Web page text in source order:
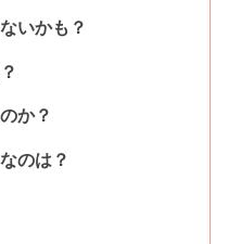
いかも？
か？
のは？